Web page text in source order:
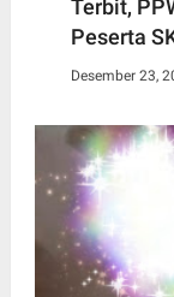
Terbit,
Peserta
Desember 23,